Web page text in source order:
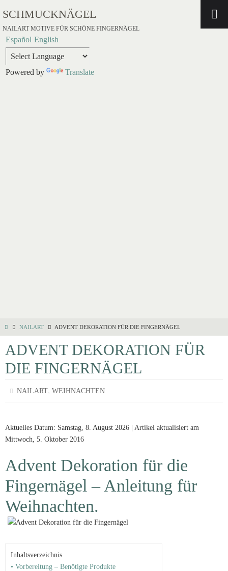
SCHMUCKNÄGEL
NAILART MOTIVE FÜR SCHÖNE FINGERNÄGEL
Español English
Powered by Translate
NAILART ADVENT DEKORATION FÜR DIE FINGERNÄGEL
ADVENT DEKORATION FÜR
DIE FINGERNÄGEL
NAILART,WEIHNACHTEN
Aktuelles Datum: Samstag, 8. August 2026 | Artikel aktualisiert am
Mittwoch, 5. Oktober 2016
Advent Dekoration für die
Fingernägel – Anleitung für
Weihnachten.
Inhaltsverzeichnis
• Vorbereitung – Benötigte Produkte